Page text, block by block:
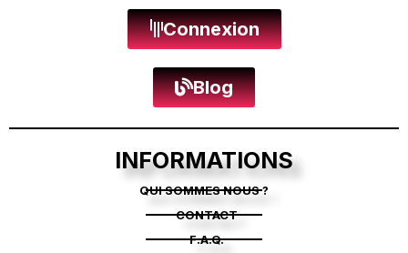
Connexion
Blog
INFORMATIONS
QUI SOMMES NOUS ?
CONTACT
F.A.Q.